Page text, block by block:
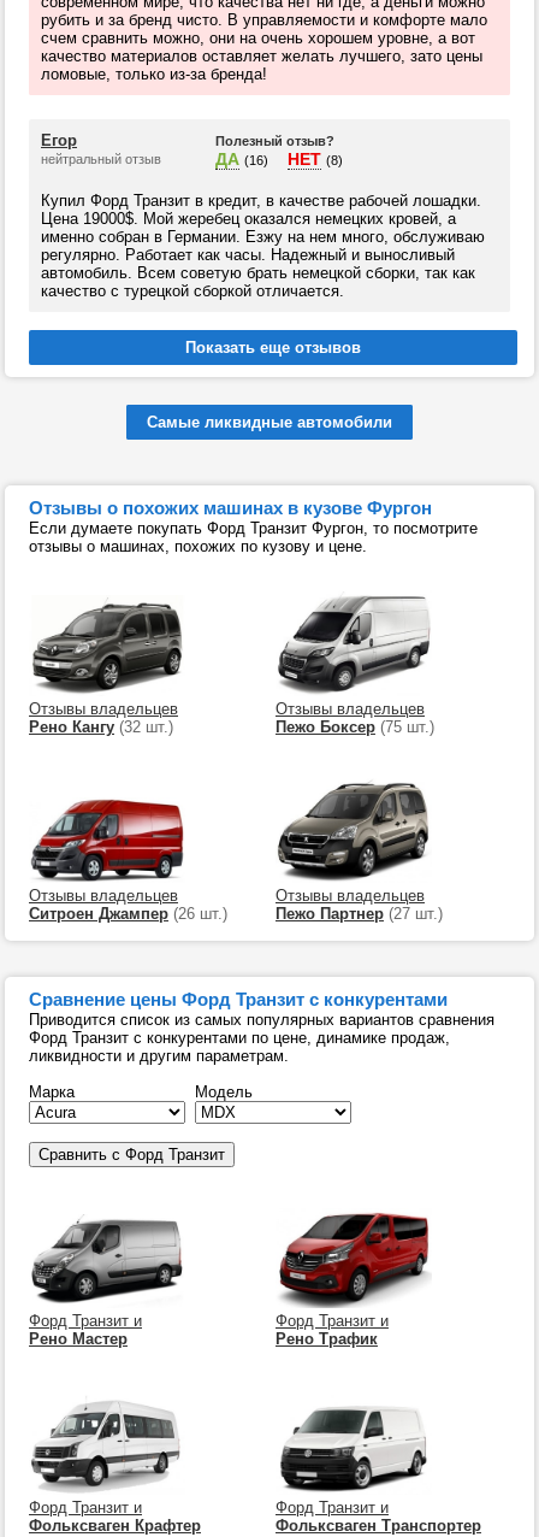
рубить и за бренд чисто. В управляемости и комфорте мало
счем сравнить можно, они на очень хорошем уровне, а вот
качество материалов оставляет желать лучшего, зато цены
ломовые, только из-за бренда!
Егор
нейтральный отзыв
Полезный отзыв?
ДА (16) НЕТ (8)
Купил Форд Транзит в кредит, в качестве рабочей лошадки.
Цена 19000$. Мой жеребец оказался немецких кровей, а
именно собран в Германии. Езжу на нем много, обслуживаю
регулярно. Работает как часы. Надежный и выносливый
автомобиль. Всем советую брать немецкой сборки, так как
качество с турецкой сборкой отличается.
Самые ликвидные автомобили
Отзывы о похожих машинах в кузове Фургон
Если думаете покупать Форд Транзит Фургон, то посмотрите
отзывы о машинах, похожих по кузову и цене.
Отзывы владельцев
Рено Кангу (32 шт.)
Отзывы владельцев
Пежо Боксер(75 шт.)
Отзывы владельцев
Ситроен Джампер (26 шт.)
Отзывы владельцев
Пежо Партнер(27 шт.)
Сравнение цены Форд Транзит с конкурентами
Приводится список из самых популярных вариантов сравнения
Форд Транзит с конкурентами по цене, динамике продаж,
ликвидности и другим параметрам.
Марка
Модель
Форд Транзит и
Рено Мастер
Форд Транзит и
Рено Трафик
Форд Транзит и
Фольксваген Крафтер
Форд Транзит и
Фольксваген Транспортер